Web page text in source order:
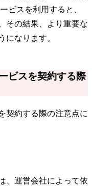
ビスを利用すると、
その結果、より重要な
になります。
ビスを契約する際
契約する際の注意点に
、運営会社によって依